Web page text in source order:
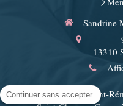
Sandrine
13310
Arles, Miramas, Saint-
Continuer sans accepter